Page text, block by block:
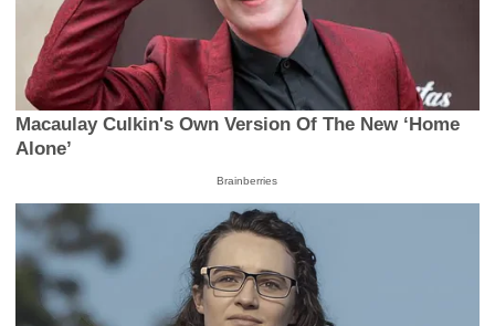
Macaulay Culkin's Own Version Of The New ‘Home
Alone’
Brainberries